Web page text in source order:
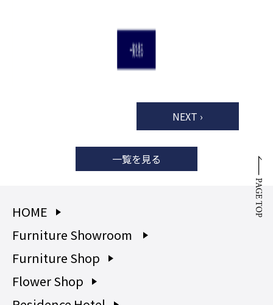
NEXT ›
一覧を見る
HOME
Furniture Showroom
Furniture Shop
Flower Shop